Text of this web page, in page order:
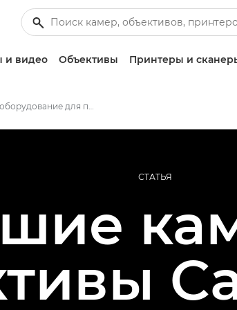
и видео Объективы Принтеры и
Лучшее оборудование для предметной фотосъемки
СТАТЬЯ